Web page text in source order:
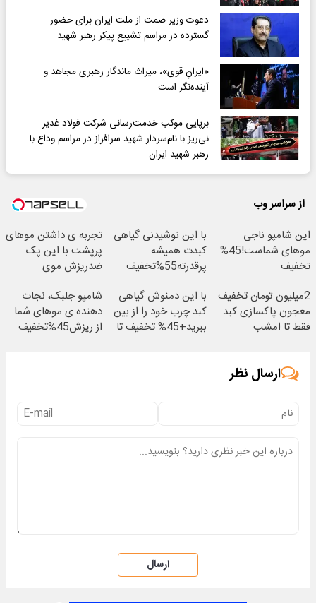
دعوت وزیر صمت از ملت ایران برای حضور
گسترده در مراسم تشییع پیکر رهبر شهید
«ایرانِ قوی»، میراث ماندگار رهبری مجاهد و
آینده‌نگر است
برپایی موکب خدمت‌رسانی شرکت فولاد غدیر
نی‌ریز با نام‌‌سردار شهید سرافراز در مراسم وداع با
رهبر شهید ایران
از سراسر وب
این شامپو ناجی
موهای شماست!45%
تخفیف
با این نوشیدنی گیاهی
کبدت همیشه
پرقدرته55%تخفیف
تجربه ی داشتن موهای
پرپشت با این پک
ضدریزش موی
2میلیون تومان تخفیف
معجون پاکسازی کبد
فقط تا امشب
با این دمنوش گیاهی
کبد چرب خود را از بین
ببرید+45% تخفیف تا
شامپو جلبک، نجات
دهنده ی موهای شما
از ریزش45%تخفیف
ارسال نظر
ارسال